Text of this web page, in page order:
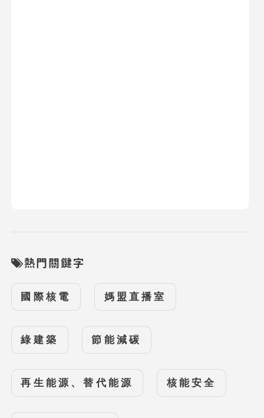
熱門關鍵字
國際核電 媽盟直播室
綠建築 節能減碳
再生能源、替代能源 核能安全